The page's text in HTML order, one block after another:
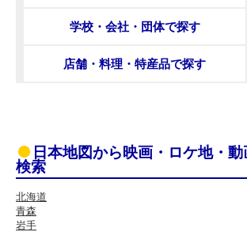
学校・会社・団体で探す
店舗・料理・特産品で探す
日本地図から映画・ロケ地・動
検索
北海道
青森
岩手